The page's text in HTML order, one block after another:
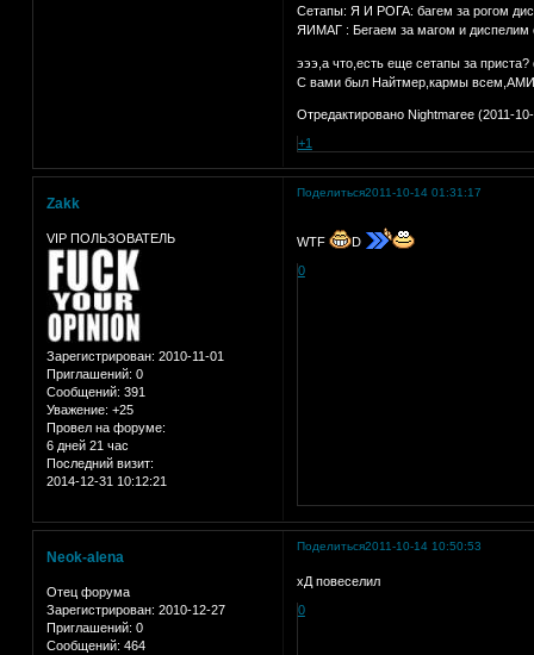
Сетапы: Я И РОГА: багем за рогом
ЯИМАГ : Бегаем за магом и диспелим
эээ,а что,есть еще сетапы за приста?
С вами был Найтмер,кармы
Отредактировано Nightmaree (2011-
+1
Поделиться2011-10-14 01:31:17
Zakk
VIP ПОЛЬЗОВАТЕЛЬ
Зарегистрирован: 2010-11-01
Приглашений: 0
Сообщений: 391
Уважение: +25
Провел на форуме:
6 дней 21 час
Последний визит:
2014-12-31 10:12:21
WTF
D
0
Поделиться2011-10-14 10:50:53
Neok-alena
Отец форума
Зарегистрирован: 2010-12-27
Приглашений: 0
Сообщений: 464
хД повеселил
0